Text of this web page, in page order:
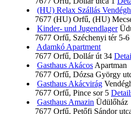
(HU) Relax Szállás
7677 (HU) Orfű, (HU)
Kinder- und Jugendlager
7677 Orfű, Széchenyi tér 5-6
Adamkó Apartment
7677 Orfű, Dollár út 34
Gasthaus Akácos Apartman
7677 Orfű, Dózsa György
Gasthaus Akácvirág
7677 Orfű, Pince sor 5
Gasthaus Amazin Üdülőház
7677 Orfű, Petőfi Sándor